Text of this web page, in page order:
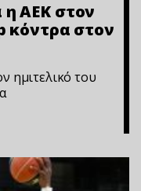
ΑΕΚ στον
κόντρα στον
ημιτελικό του